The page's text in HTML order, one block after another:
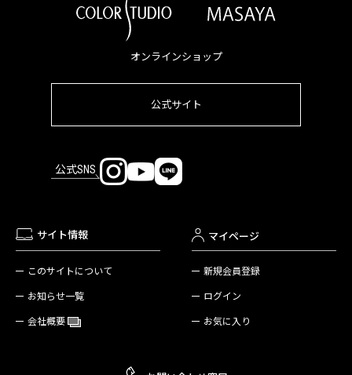
オンラインショップ
公式サイト
公式SNS
サイト情報
このサイトについて
お知らせ一覧
会社概要
マイページ
新規会員登録
ログイン
お気に入り